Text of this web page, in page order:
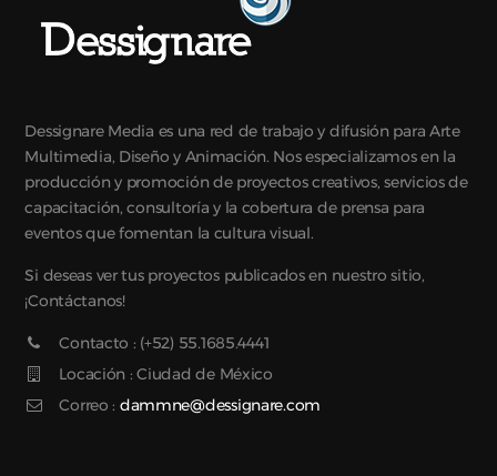
Dessignare Media es una red de trabajo y difusión para Arte
Multimedia, Diseño y Animación. Nos especializamos en la
producción y promoción de proyectos creativos, servicios de
capacitación, consultoría y la cobertura de prensa para
eventos que fomentan la cultura visual.
Si deseas ver tus proyectos publicados en nuestro sitio,
¡Contáctanos!
Contacto : (+52) 55.1685.4441
Locación : Ciudad de México
Correo : dammne@dessignare.com